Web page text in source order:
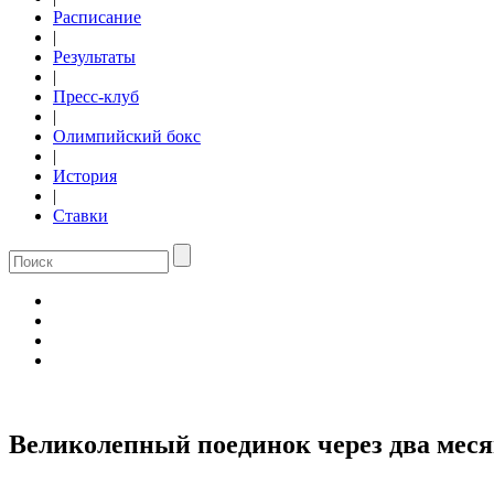
Расписание
|
Результаты
|
Пресс-клуб
|
Олимпийский бокс
|
История
|
Ставки
Великолепный поединок через два